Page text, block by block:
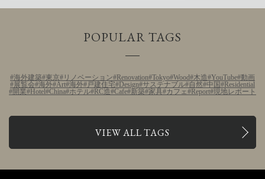
POPULAR TAGS
海外建築 東京 リノベーション Renovation Tokyo Wood 木造 YouTube 動画
展覧会 海外 Art 海外 戸建住宅 Design サステナブル 自然 中国 Residential
開業 Hotel China ホテル RC造 Cafe 新築 家具 カフェ Report 現地レポート
VIEW ALL TAGS